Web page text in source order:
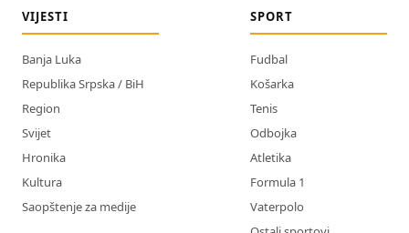
VIJESTI
Banja Luka
Republika Srpska / BiH
Region
Svijet
Hronika
Kultura
Saopštenje za medije
SPORT
Fudbal
Košarka
Tenis
Odbojka
Atletika
Formula 1
Vaterpolo